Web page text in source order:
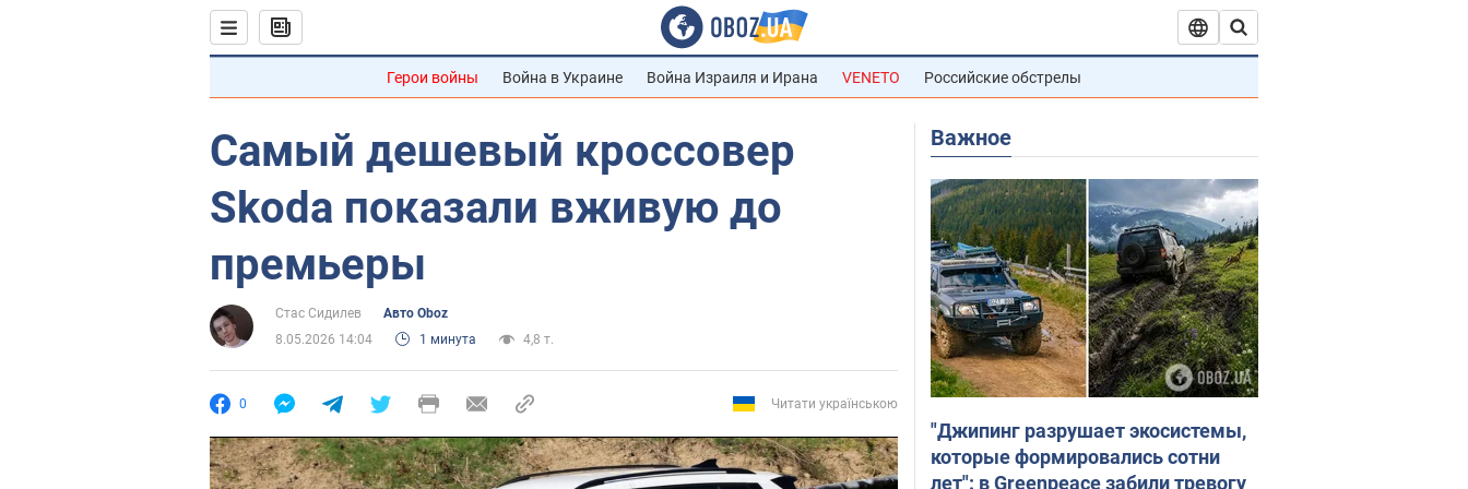
Герои войны Война в Украине Война Израиля и Ирана VENETO Российские обстрелы
Самый дешевый кроссовер
Skoda показали вживую до
премьеры
Стас Сидилев
Авто Oboz
8.05.2026 14:04
1 минута 4,8 т.
0 Читати українською
Важное
"Джипинг разрушает экосистемы,
которые формировались сотни
лет": в Greenpeace забили тревогу